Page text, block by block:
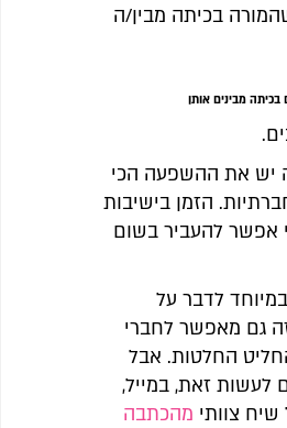
בכיתה מבין/ה
מבינים אותן
יש את ההשפעה הכי
הזמן בישיבות
אפשר להעביר בשום
לדבר על
זה גם מאפשר לחברי
החלטות. אבל
לעשות זאת, במייל,
צוותי מהכתבה